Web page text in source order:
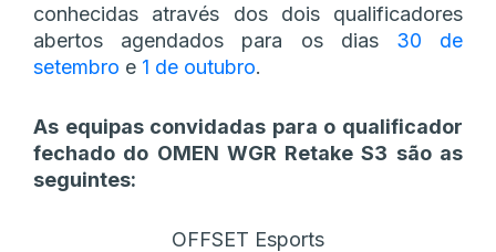
conhecidas através dos dois qualificadores
abertos agendados para os dias 30 de
setembro e 1 de outubro.
As equipas convidadas para o qualificador
fechado do OMEN WGR Retake S3 são as
seguintes:
OFFSET Esports